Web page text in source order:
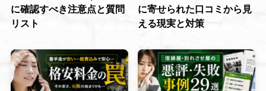
に確認すべき注意点と質問
リスト
に寄せられた口コミから見
える現実と対策